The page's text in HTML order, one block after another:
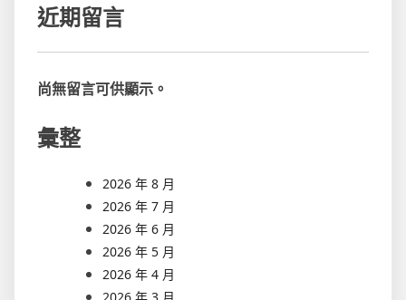
近期留言
尚無留言可供顯示。
彙整
2026 年 8 月
2026 年 7 月
2026 年 6 月
2026 年 5 月
2026 年 4 月